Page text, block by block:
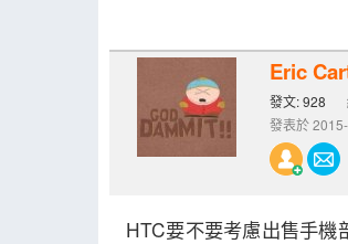
Eric
發文: 928
發表於
HTC要不要考慮出售手機